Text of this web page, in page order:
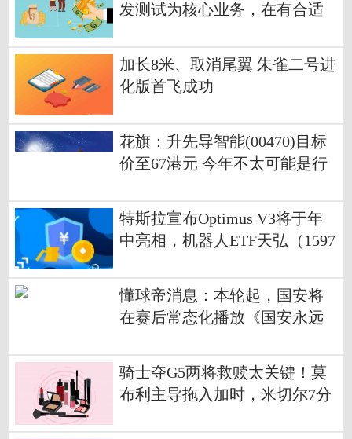
发测试为核心业务，在有合适
加长8米、取消尾翼 朱雀二号进
化版首飞成功
花旗：升先导智能(00470)目标
价至67港元 今年不太可能是行
特斯拉宣布Optimus V3将于年
中亮相，机器人ETF天弘（1597
深市同标的第一，成交额超3亿
元 每日速讯
懂球帝消息：本轮起，国安将
在赛后常态化播放《国安永远
骑士夺G5两将救赎太关键！莫
布利主导拖入加时，米切尔7分